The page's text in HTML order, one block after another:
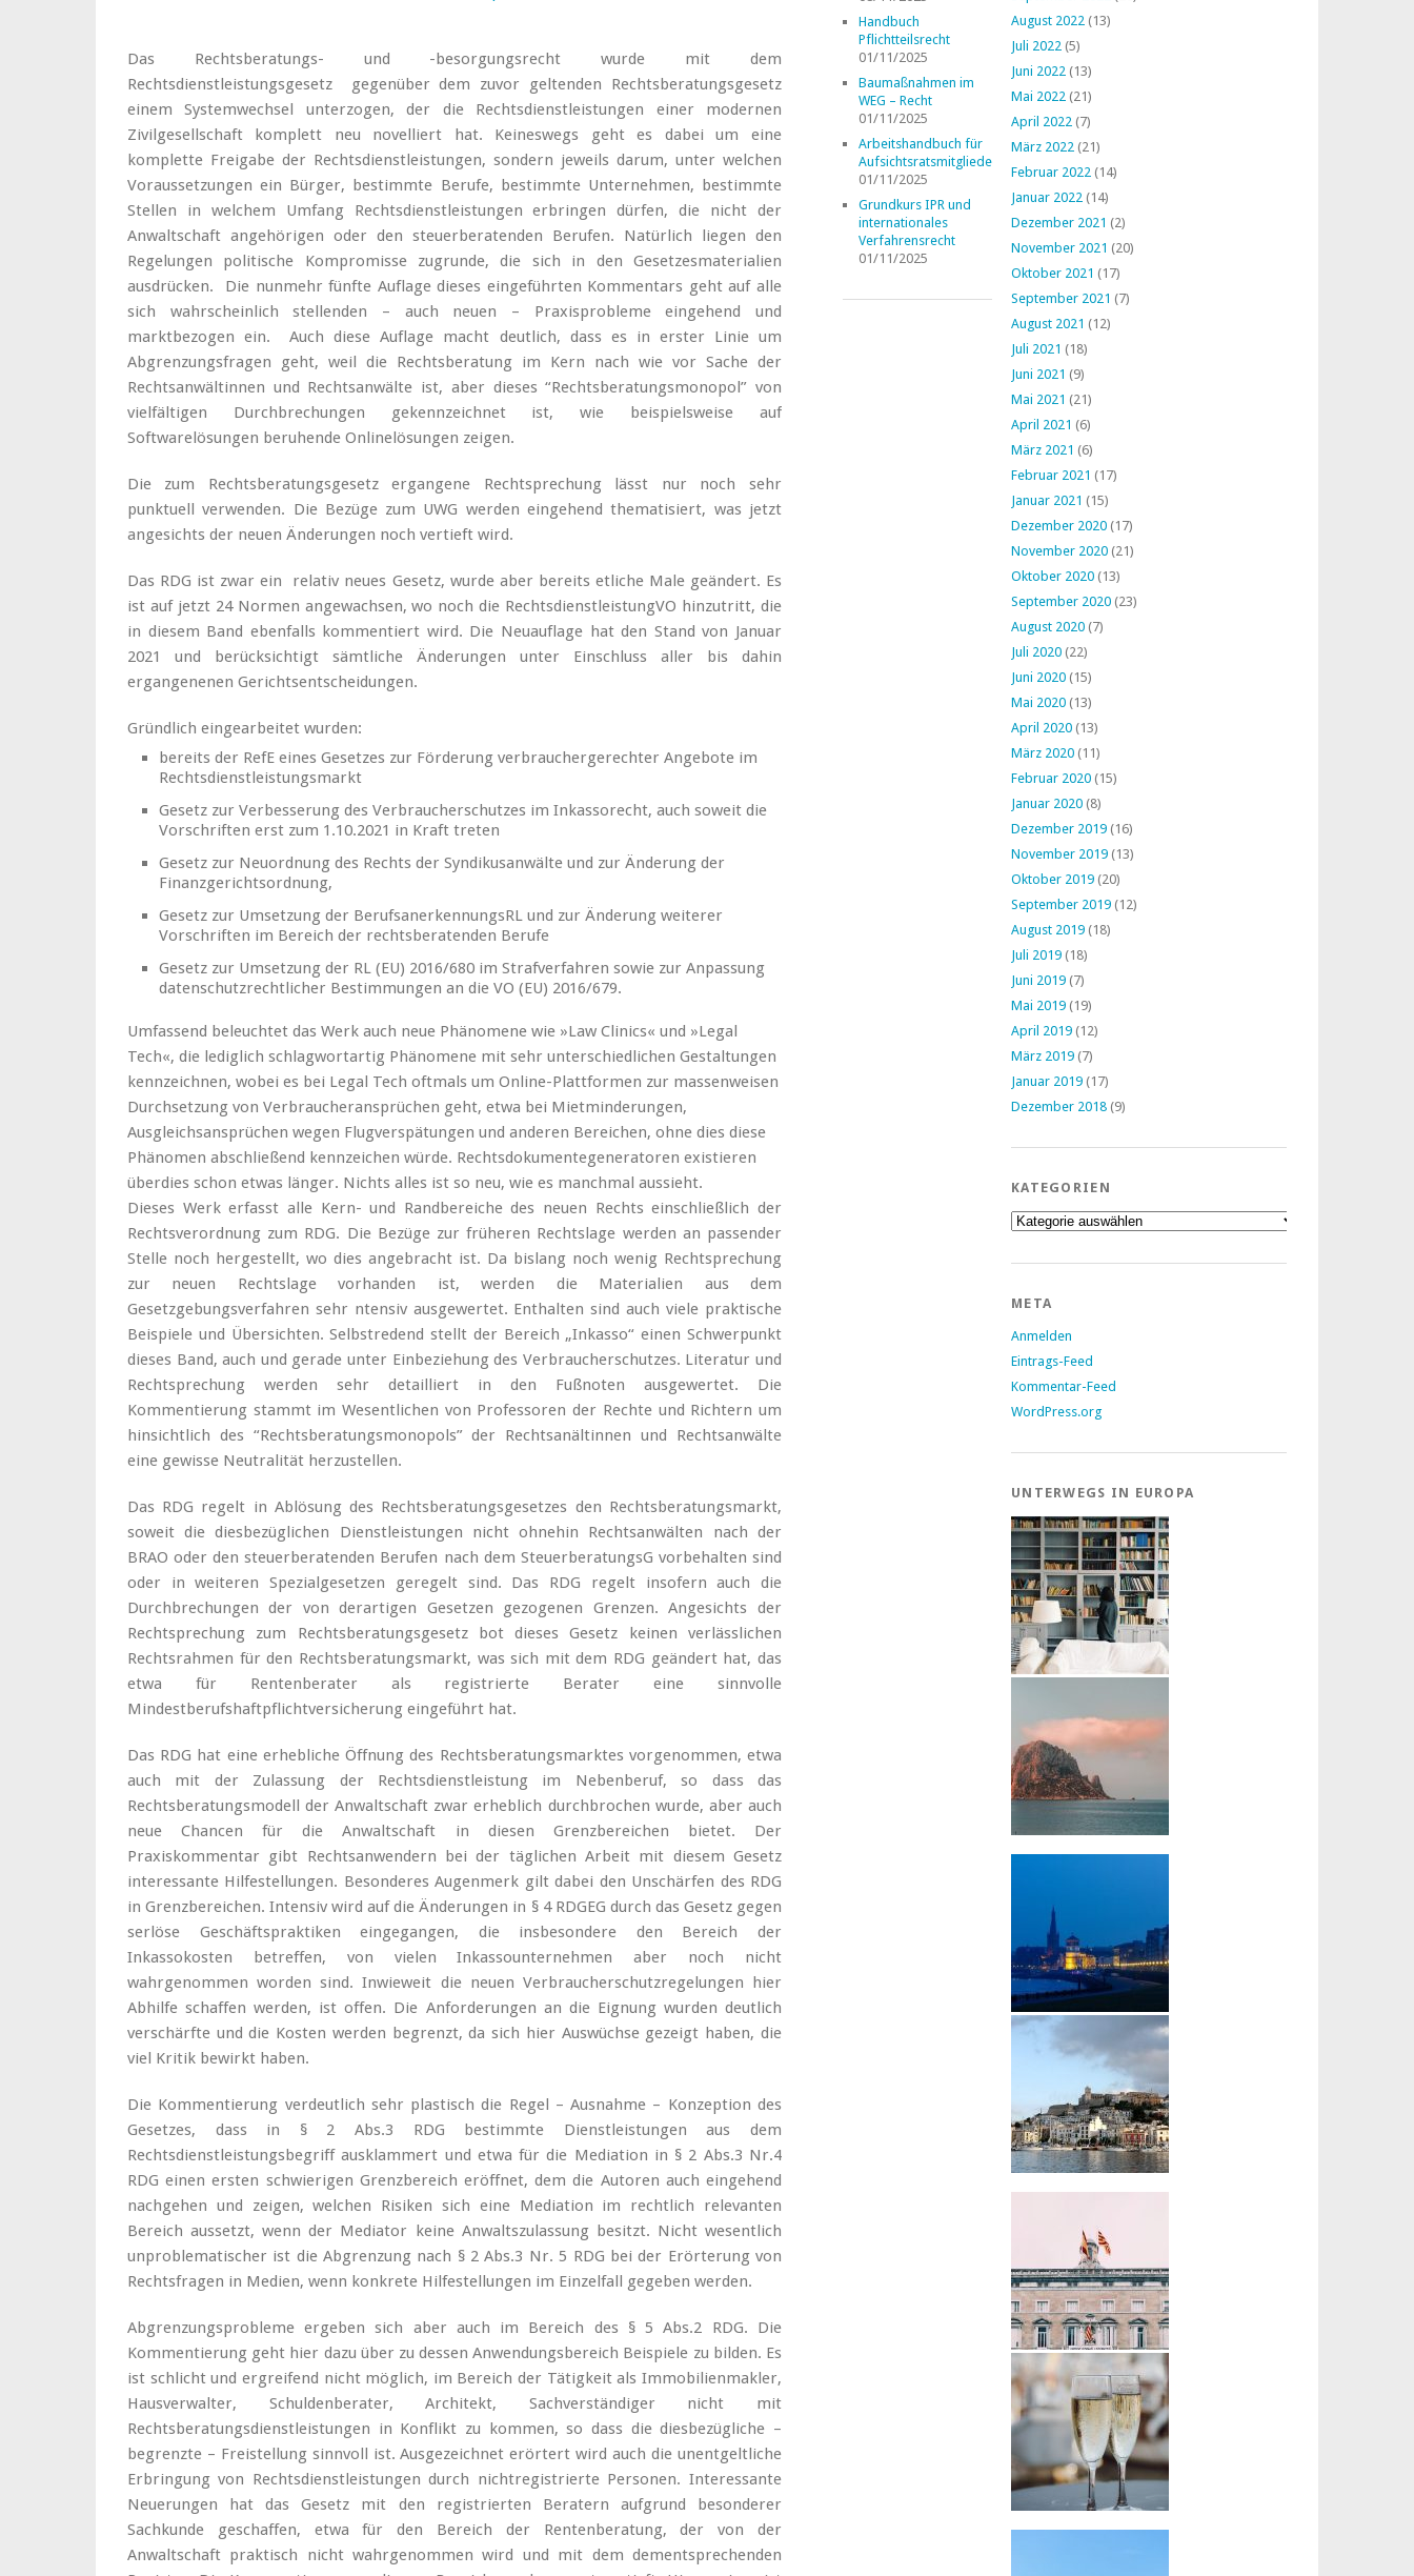
Das Rechtsberatungs- und -besorgungsrecht wurde mit dem
Rechtsdienstleistungsgesetz gegenüber dem zuvor geltenden Rechtsberatungsgesetz
einem Systemwechsel unterzogen, der die Rechtsdienstleistungen einer modernen
Zivilgesellschaft komplett neu novelliert hat. Keineswegs geht es dabei um eine
komplette Freigabe der Rechtsdienstleistungen, sondern jeweils darum, unter welchen
Voraussetzungen ein Bürger, bestimmte Berufe, bestimmte Unternehmen, bestimmte
Stellen in welchem Umfang Rechtsdienstleistungen erbringen dürfen, die nicht der
Anwaltschaft angehörigen oder den steuerberatenden Berufen. Natürlich liegen den
Regelungen politische Kompromisse zugrunde, die sich in den Gesetzesmaterialien
ausdrücken. Die nunmehr fünfte Auflage dieses eingeführten Kommentars geht auf alle
sich wahrscheinlich stellenden – auch neuen – Praxisprobleme eingehend und
marktbezogen ein. Auch diese Auflage macht deutlich, dass es in erster Linie um
Abgrenzungsfragen geht, weil die Rechtsberatung im Kern nach wie vor Sache der
Rechtsanwältinnen und Rechtsanwälte ist, aber dieses “Rechtsberatungsmonopol” von
vielfältigen Durchbrechungen gekennzeichnet ist, wie beispielsweise auf
Softwarelösungen beruhende Onlinelösungen zeigen.
Die zum Rechtsberatungsgesetz ergangene Rechtsprechung lässt nur noch sehr
punktuell verwenden. Die Bezüge zum UWG werden eingehend thematisiert, was jetzt
angesichts der neuen Änderungen noch vertieft wird.
Das RDG ist zwar ein relativ neues Gesetz, wurde aber bereits etliche Male geändert. Es
ist auf jetzt 24 Normen angewachsen, wo noch die RechtsdienstleistungVO hinzutritt, die
in diesem Band ebenfalls kommentiert wird. Die Neuauflage hat den Stand von Januar
2021 und berücksichtigt sämtliche Änderungen unter Einschluss aller bis dahin
ergangenenen Gerichtsentscheidungen.
Gründlich eingearbeitet wurden:
bereits der RefE eines Gesetzes zur Förderung verbrauchergerechter Angebote im
Rechtsdienstleistungsmarkt
Gesetz zur Verbesserung des Verbraucherschutzes im Inkassorecht, auch soweit die
Vorschriften erst zum 1.10.2021 in Kraft treten
Gesetz zur Neuordnung des Rechts der Syndikusanwälte und zur Änderung der
Finanzgerichtsordnung,
Gesetz zur Umsetzung der BerufsanerkennungsRL und zur Änderung weiterer
Vorschriften im Bereich der rechtsberatenden Berufe
Gesetz zur Umsetzung der RL (EU) 2016/680 im Strafverfahren sowie zur Anpassung
datenschutzrechtlicher Bestimmungen an die VO (EU) 2016/679.
Umfassend beleuchtet das Werk auch neue Phänomene wie »Law Clinics« und »Legal
Tech«, die lediglich schlagwortartig Phänomene mit sehr unterschiedlichen Gestaltungen
kennzeichnen, wobei es bei Legal Tech oftmals um Online-Plattformen zur massenweisen
Durchsetzung von Verbraucheransprüchen geht, etwa bei Mietminderungen,
Ausgleichsansprüchen wegen Flugverspätungen und anderen Bereichen, ohne dies diese
Phänomen abschließend kennzeichen würde. Rechtsdokumentegeneratoren existieren
überdies schon etwas länger. Nichts alles ist so neu, wie es manchmal aussieht.
Dieses Werk erfasst alle Kern- und Randbereiche des neuen Rechts einschließlich der
Rechtsverordnung zum RDG. Die Bezüge zur früheren Rechtslage werden an passender
Stelle noch hergestellt, wo dies angebracht ist. Da bislang noch wenig Rechtsprechung
zur neuen Rechtslage vorhanden ist, werden die Materialien aus dem
Gesetzgebungsverfahren sehr ntensiv ausgewertet. Enthalten sind auch viele praktische
Beispiele und Übersichten. Selbstredend stellt der Bereich „Inkasso“ einen Schwerpunkt
dieses Band, auch und gerade unter Einbeziehung des Verbraucherschutzes. Literatur und
Rechtsprechung werden sehr detailliert in den Fußnoten ausgewertet. Die
Kommentierung stammt im Wesentlichen von Professoren der Rechte und Richtern um
hinsichtlich des “Rechtsberatungsmonopols” der Rechtsanältinnen und Rechtsanwälte
eine gewisse Neutralität herzustellen.
Das RDG regelt in Ablösung des Rechtsberatungsgesetzes den Rechtsberatungsmarkt,
soweit die diesbezüglichen Dienstleistungen nicht ohnehin Rechtsanwälten nach der
BRAO oder den steuerberatenden Berufen nach dem SteuerberatungsG vorbehalten sind
oder in weiteren Spezialgesetzen geregelt sind. Das RDG regelt insofern auch die
Durchbrechungen der von derartigen Gesetzen gezogenen Grenzen. Angesichts der
Rechtsprechung zum Rechtsberatungsgesetz bot dieses Gesetz keinen verlässlichen
Rechtsrahmen für den Rechtsberatungsmarkt, was sich mit dem RDG geändert hat, das
etwa für Rentenberater als registrierte Berater eine sinnvolle
Mindestberufshaftpflichtversicherung eingeführt hat.
Das RDG hat eine erhebliche Öffnung des Rechtsberatungsmarktes vorgenommen, etwa
auch mit der Zulassung der Rechtsdienstleistung im Nebenberuf, so dass das
Rechtsberatungsmodell der Anwaltschaft zwar erheblich durchbrochen wurde, aber auch
neue Chancen für die Anwaltschaft in diesen Grenzbereichen bietet. Der
Praxiskommentar gibt Rechtsanwendern bei der täglichen Arbeit mit diesem Gesetz
interessante Hilfestellungen. Besonderes Augenmerk gilt dabei den Unschärfen des RDG
in Grenzbereichen. Intensiv wird auf die Änderungen in § 4 RDGEG durch das Gesetz gegen
serlöse Geschäftspraktiken eingegangen, die insbesondere den Bereich der
Inkassokosten betreffen, von vielen Inkassounternehmen aber noch nicht
wahrgenommen worden sind. Inwieweit die neuen Verbraucherschutzregelungen hier
Abhilfe schaffen werden, ist offen. Die Anforderungen an die Eignung wurden deutlich
verschärfte und die Kosten werden begrenzt, da sich hier Auswüchse gezeigt haben, die
viel Kritik bewirkt haben.
Die Kommentierung verdeutlich sehr plastisch die Regel – Ausnahme – Konzeption des
Gesetzes, dass in § 2 Abs.3 RDG bestimmte Dienstleistungen aus dem
Rechtsdienstleistungsbegriff ausklammert und etwa für die Mediation in § 2 Abs.3 Nr.4
RDG einen ersten schwierigen Grenzbereich eröffnet, dem die Autoren auch eingehend
nachgehen und zeigen, welchen Risiken sich eine Mediation im rechtlich relevanten
Bereich aussetzt, wenn der Mediator keine Anwaltszulassung besitzt. Nicht wesentlich
unproblematischer ist die Abgrenzung nach § 2 Abs.3 Nr. 5 RDG bei der Erörterung von
Rechtsfragen in Medien, wenn konkrete Hilfestellungen im Einzelfall gegeben werden.
Abgrenzungsprobleme ergeben sich aber auch im Bereich des § 5 Abs.2 RDG. Die
Kommentierung geht hier dazu über zu dessen Anwendungsbereich Beispiele zu bilden. Es
ist schlicht und ergreifend nicht möglich, im Bereich der Tätigkeit als Immobilienmakler,
Hausverwalter, Schuldenberater, Architekt, Sachverständiger nicht mit
Rechtsberatungsdienstleistungen in Konflikt zu kommen, so dass die diesbezügliche –
begrenzte – Freistellung sinnvoll ist. Ausgezeichnet erörtert wird auch die unentgeltliche
Erbringung von Rechtsdienstleistungen durch nichtregistrierte Personen. Interessante
Neuerungen hat das Gesetz mit den registrierten Beratern aufgrund besonderer
Sachkunde geschaffen, etwa für den Bereich der Rentenberatung, der von der
Anwaltschaft praktisch nicht wahrgenommen wird und mit dem dementsprechenden
Handbuch
Pflichtteilsrecht
01/11/2025
Baumaßnahmen im
WEG – Recht
01/11/2025
Arbeitshandbuch für
Aufsichtsratsmitglieder
01/11/2025
Grundkurs IPR und
internationales
Verfahrensrecht
01/11/2025
August 2022 (13)
Juli 2022 (5)
Juni 2022 (13)
Mai 2022 (21)
April 2022 (7)
März 2022 (21)
Februar 2022 (14)
Januar 2022 (14)
Dezember 2021 (2)
November 2021 (20)
Oktober 2021 (17)
September 2021 (7)
August 2021 (12)
Juli 2021 (18)
Juni 2021 (9)
Mai 2021 (21)
April 2021 (6)
März 2021 (6)
Februar 2021 (17)
Januar 2021 (15)
Dezember 2020 (17)
November 2020 (21)
Oktober 2020 (13)
September 2020 (23)
August 2020 (7)
Juli 2020 (22)
Juni 2020 (15)
Mai 2020 (13)
April 2020 (13)
März 2020 (11)
Februar 2020 (15)
Januar 2020 (8)
Dezember 2019 (16)
November 2019 (13)
Oktober 2019 (20)
September 2019 (12)
August 2019 (18)
Juli 2019 (18)
Juni 2019 (7)
Mai 2019 (19)
April 2019 (12)
März 2019 (7)
Januar 2019 (17)
Dezember 2018 (9)
KATEGORIEN
Kategorien
META
Anmelden
Eintrags-Feed
Kommentar-Feed
WordPress.org
UNTERWEGS IN EUROPA